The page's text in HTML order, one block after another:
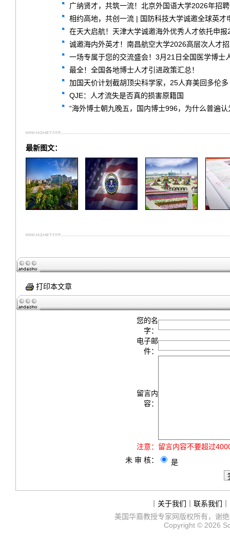
广纳贤才，共筑一流！北京外国语大学2026年招
相约高地，共创一流 | 国防科技大学诚邀全球英才
在天大启航！天津大学诚邀海外优秀人才依托申
诚邀海内外英才！南昌航空大学2026高层次人才
一场专属于您的交流盛会！3月21日全国医学博士
最全！全国各地博士人才引进政策汇总！
加国天价计划截胡顶尖科学家，25人弃美回多伦多
QJE：人才流失是否真的损害原籍国
“海外博士朝九晚五，国内博士996，为什么普遍
最新图文：
打印本文章
您的名
字：
电子邮
件：
留言内
容：
注意： 留言内容不要超过
未 审 核：
是
关于我们 联系我们
美国华裔教授专家网版权所有，谢
Copyright © 2026